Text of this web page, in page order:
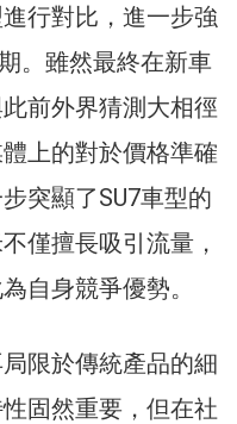
行對比，進一步強
。雖然最終在新車
前外界猜測大相徑
上的對於價格準確
突顯了SU7車型的
僅擅長吸引流量，
自身競爭優勢。
限於傳統產品的細
固然重要，但在社